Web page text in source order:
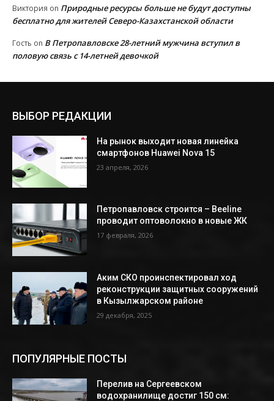
Виктория on Природные ресурсы больше не будут доступны
бесплатно для жителей Северо-Казахстанской области
Гость on В Петропавловске 28-летний мужчина вступил в
половую связь с 14-летней девочкой
ВЫБОР РЕДАКЦИИ
На рынок выходит новая линейка
смартфонов Huawei Nova 15
23 апреля, 2026
Петропавловск строится – Beeline
проводит оптоволокно в новые ЖК
17 февраля, 2026
Аким СКО проинспектировал ход
реконструкции защитных сооружений
в Кызылжарском районе
29 декабря, 2025
ПОПУЛЯРНЫЕ ПОСТЫ
Перелив на Сергеевском
водохранилище достиг 150 см: